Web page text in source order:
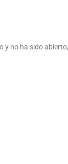
y no ha sido